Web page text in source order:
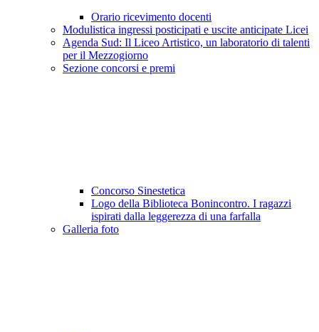
Orario ricevimento docenti
Modulistica ingressi posticipati e uscite anticipate Licei
Agenda Sud: Il Liceo Artistico, un laboratorio di talenti
per il Mezzogiorno
Sezione concorsi e premi
Concorso Sinestetica
Logo della Biblioteca Bonincontro. I ragazzi
ispirati dalla leggerezza di una farfalla
Galleria foto